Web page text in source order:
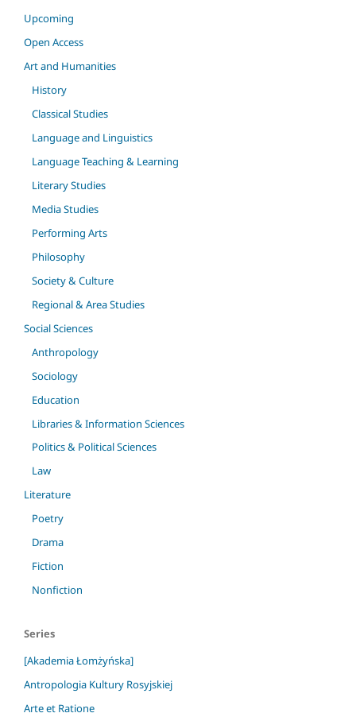
Upcoming
Open Access
Art and Humanities
History
Classical Studies
Language and Linguistics
Language Teaching & Learning
Literary Studies
Media Studies
Performing Arts
Philosophy
Society & Culture
Regional & Area Studies
Social Sciences
Anthropology
Sociology
Education
Libraries & Information Sciences
Politics & Political Sciences
Law
Literature
Poetry
Drama
Fiction
Nonfiction
Series
[Akademia Łomżyńska]
Antropologia Kultury Rosyjskiej
Arte et Ratione